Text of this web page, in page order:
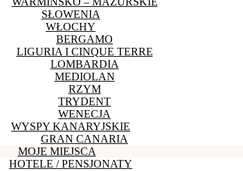
SŁOWENIA
WŁOCHY
BERGAMO
LIGURIA I CINQUE TERRE
LOMBARDIA
MEDIOLAN
RZYM
TRYDENT
WENECJA
WYSPY KANARYJSKIE
GRAN CANARIA
MOJE MIEJSCA
HOTELE / PENSJONATY